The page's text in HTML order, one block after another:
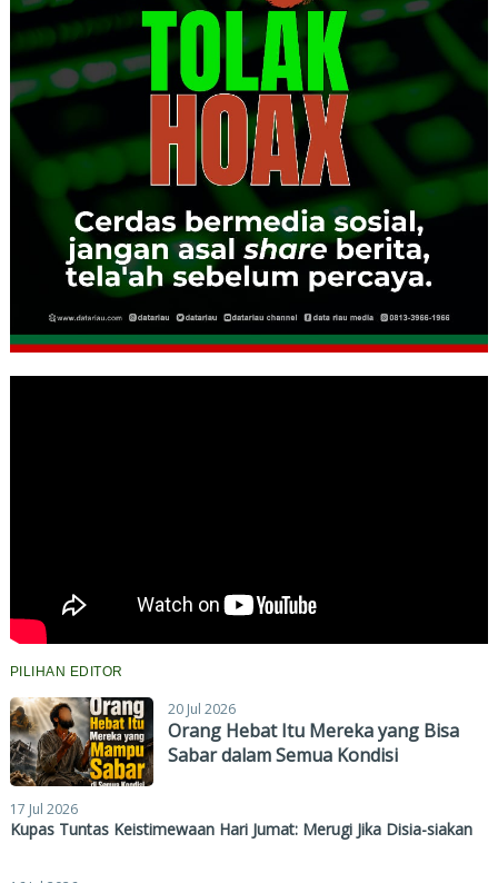
PILIHAN EDITOR
20 Jul 2026
Orang Hebat Itu Mereka yang Bisa
Sabar dalam Semua Kondisi
17 Jul 2026
Kupas Tuntas Keistimewaan Hari Jumat: Merugi Jika Disia-siakan